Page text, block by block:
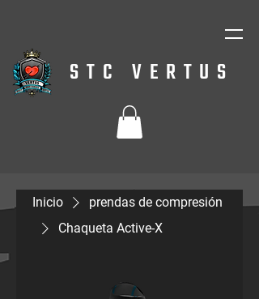
STC VERTUS
Inicio
prendas de compresión
Chaqueta Active-X